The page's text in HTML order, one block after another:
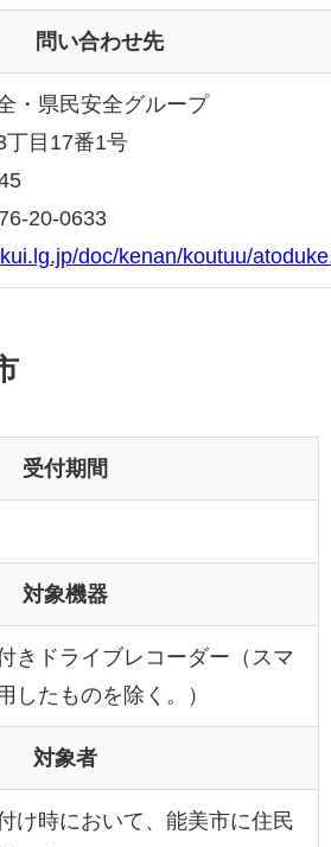
問い合わせ先
・県民安全グループ
丁目17番1号
20-0633
doc/kenan/koutuu/
受付期間
対象機器
きドライブレコーダー（スマ
したものを除く。）
対象者
け時において、能美市に住民